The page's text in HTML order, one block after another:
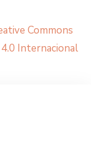
Commons
Internacional